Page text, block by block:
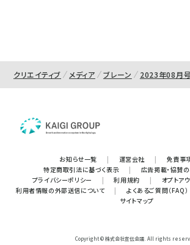
クリエイティブ メディア ブレーン 2023年08月号
お知らせ一覧 | 運営会社 | 免責事
特定商取引法に基づく表示
| 広告掲載・協賛
プライバシーポリシー
| 利用規約 | オプトア
利用者情報の外部送信について
| よくあるご質問（FAQ）
サイトマップ
Copyright © 株式会社宣伝会議. All rights